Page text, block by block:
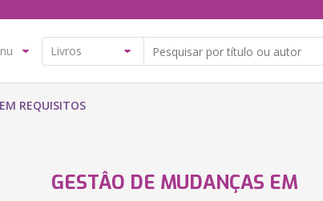
REQUISITOS
GESTÂO DE MUDANÇAS EM